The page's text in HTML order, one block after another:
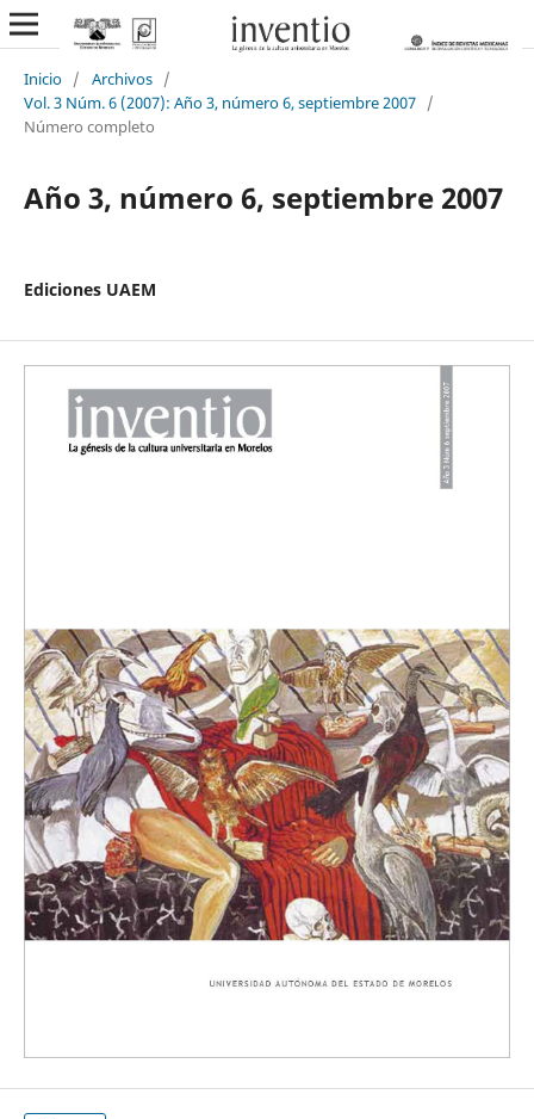
Inicio / Archivos /
Vol. 3 Núm. 6 (2007): Año 3, número 6, septiembre 2007 /
Número completo
Año 3, número 6, septiembre 2007
Ediciones UAEM